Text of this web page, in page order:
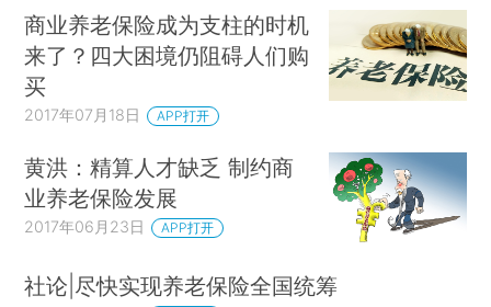
商业养老保险成为支柱的时机
来了？四大困境仍阻碍人们购
买
2017年07月18日 APP打开
黄洪：精算人才缺乏 制约商
业养老保险发展
2017年06月23日 APP打开
社论|尽快实现养老保险全国统筹